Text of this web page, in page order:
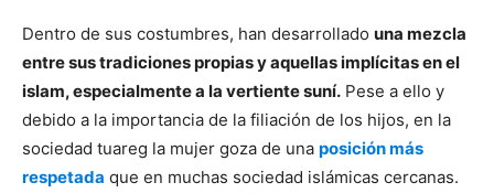
Dentro de sus costumbres, han desarrollado una mezcla
entre sus tradiciones propias y aquellas implícitas en el
islam, especialmente a la vertiente suní. Pese a ello y
debido a la importancia de la filiación de los hijos, en la
sociedad tuareg la mujer goza de una posición más
respetada que en muchas sociedad islámicas cercanas.